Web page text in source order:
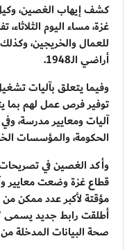
كشف إيهاب الغصين،
غزة، مساء اليوم
للعمال والخريجين،
أراضي الـ1948.
وفيما يتعلق بآليات
توفير فرص عمل لهم
آليات ومعايير مدرسة،
الحكومة، والمؤسسات
وأكد الغصين في تصريحات
قطاع غزة وضعت معايير
مؤقتة لأكبر عدد ممكن من
أطلقت رابط جديد يسمى
صحة البيانات المدخلة